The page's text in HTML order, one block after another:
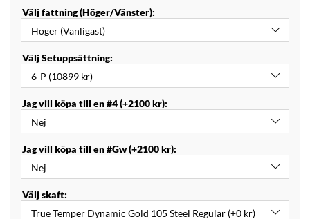
Välj fattning (Höger/Vänster):
Välj Setuppsättning:
Jag vill köpa till en #4 (+2100 kr):
Jag vill köpa till en #Gw (+2100 kr):
Välj skaft: